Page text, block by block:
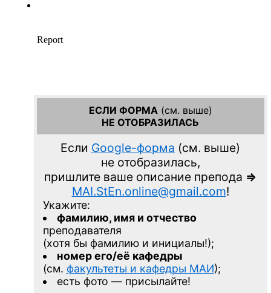
ЕСЛИ ФОРМА (см. выше)
НЕ ОТОБРАЗИЛАСЬ
Если Google-форма (см. выше)
не отобразилась,
пришлите ваше описание препода =>
MAI.StEn.online@gmail.com!
Укажите:
фамилию, имя и отчество
преподавателя
(хотя бы фамилию и инициалы!);
номер его/её кафедры
(см. факультеты и кафедры МАИ);
есть фото — присылайте!